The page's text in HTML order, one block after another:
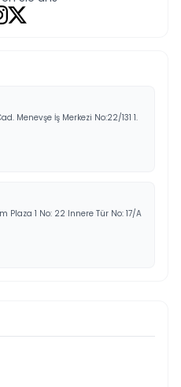
Menevşe İş Merkezi No:22/131 1.
Plaza 1 No: 22 Innere Tür No: 17/A